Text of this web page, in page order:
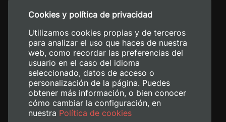
+34 620 04 00 50
Cookies y política de privacidad
Utilizamos cookies propias y de terceros
para analizar el uso que haces de nuestra
web, como recordar las preferencias del
usuario en el caso del idioma
seleccionado, datos de acceso o
personalización de la página. Puedes
obtener más información, o bien conocer
cómo cambiar la configuración, en
nuestra Política de cookies